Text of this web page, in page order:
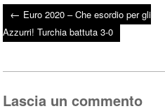
bo
ok
tte
r
ts
A
pp
Post navigation
← Euro 2020 – Che esordio per gli
Azzurri! Turchia battuta 3-0
Lascia un commento